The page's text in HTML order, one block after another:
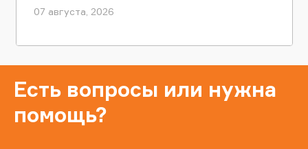
07 августа, 2026
Есть вопросы или нужна
помощь?